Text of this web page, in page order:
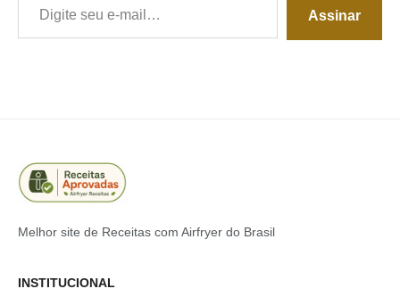
Assinar
Melhor site de Receitas com Airfryer do Brasil
INSTITUCIONAL